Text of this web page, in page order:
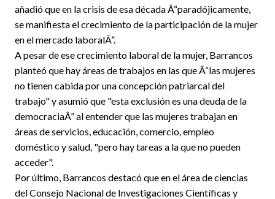
añadió que en la crisis de esa década Â“paradójicamente,
se manifiesta el crecimiento de la participación de la mujer
en el mercado laboralÂ”.
A pesar de ese crecimiento laboral de la mujer, Barrancos
planteó que hay áreas de trabajos en las que Â“las mujeres
no tienen cabida por una concepción patriarcal del
trabajo" y asumió que "esta exclusión es una deuda de la
democraciaÂ” al entender que las mujeres trabajan en
áreas de servicios, educación, comercio, empleo
doméstico y salud, "pero hay tareas a la que no pueden
acceder".
Por último, Barrancos destacó que en el área de ciencias
del Consejo Nacional de Investigaciones Científicas y